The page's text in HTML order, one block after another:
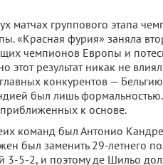
матчах группового этапа
«Красная фурия» заняла
чемпионов Европы и
этот результат никак не
конкурентов —
был лишь
к основе.
команд был Антонио
был заменить 29-летнего
3-5-2, и поэтому де Шильо